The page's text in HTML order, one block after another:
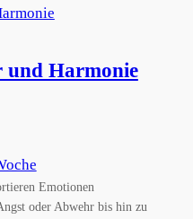
Harmonie
Emotionen
oder Abwehr bis hin zu